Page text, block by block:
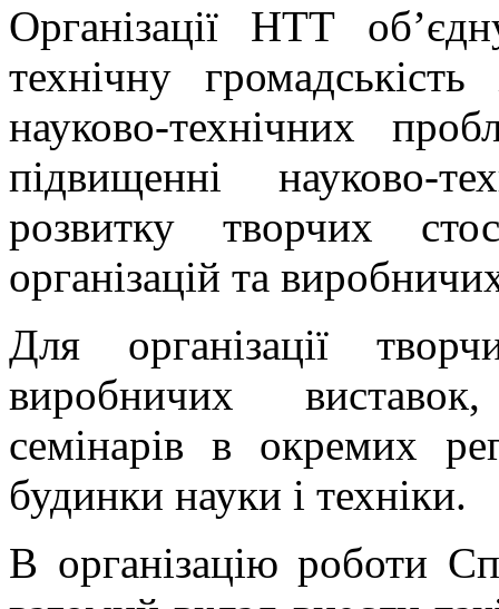
Організації НТТ
технічну
науково-технічних
підвищенні науково-
розвитку творчих
організацій та
Для організації
виробничих
семінарів в окремих
будинки науки і техніки.
В організацію роботи